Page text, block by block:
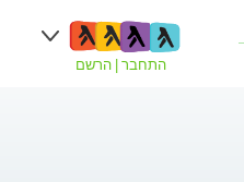
התחבר הרשם